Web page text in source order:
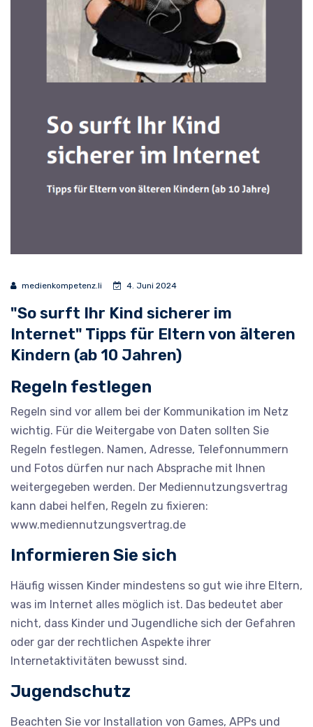
medienkompetenz.li 4. Juni 2024
"So surft Ihr Kind sicherer im
Internet" Tipps für Eltern von älteren
Kindern (ab 10 Jahren)
Regeln festlegen
Regeln sind vor allem bei der Kommunikation im Netz
wichtig. Für die Weitergabe von Daten sollten Sie
Regeln festlegen. Namen, Adresse, Telefonnummern
und Fotos dürfen nur nach Absprache mit Ihnen
weitergegeben werden. Der Mediennutzungsvertrag
kann dabei helfen, Regeln zu fixieren:
www.mediennutzungsvertrag.de
Informieren Sie sich
Häufig wissen Kinder mindestens so gut wie ihre Eltern,
was im Internet alles möglich ist. Das bedeutet aber
nicht, dass Kinder und Jugendliche sich der Gefahren
oder gar der rechtlichen Aspekte ihrer
Internetaktivitäten bewusst sind.
Jugendschutz
Beachten Sie vor Installation von Games, APPs und